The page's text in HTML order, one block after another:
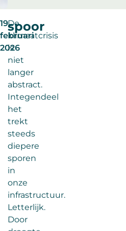
19
februari
2026
De
klimaatcrisis
is
niet
langer
abstract.
Integendeel
het
trekt
steeds
diepere
sporen
in
onze
infrastructuur.
Letterlijk.
Door
spoor